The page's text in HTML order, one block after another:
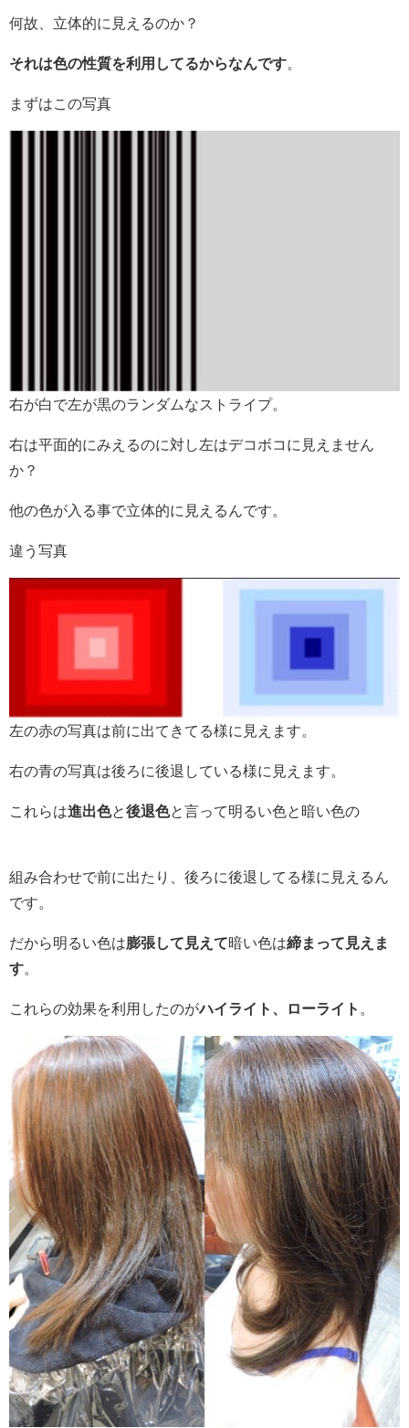
何故、立体的に見えるのか？
それは色の性質を利用してるからなんです
まずはこの写真
右が白で左が黒のランダムなストライプ。
右は平面的にみえるのに対し左はデコボコに見えません
か？
他の色が入る事で立体的に見えるんです。
違う写真
左の赤の写真は前に出てきてる様に見えます。
右の青の写真は後ろに後退している様に見えます。
これらは進出色と後退色と言って明るい色と暗い色の
組み合わせで前に出たり、後ろに後退してる様に見えるん
です。
だから明るい色は 膨張して見えて暗い色は締まって見えま
す
これらの効果を利用したのがハイライト、ローライト